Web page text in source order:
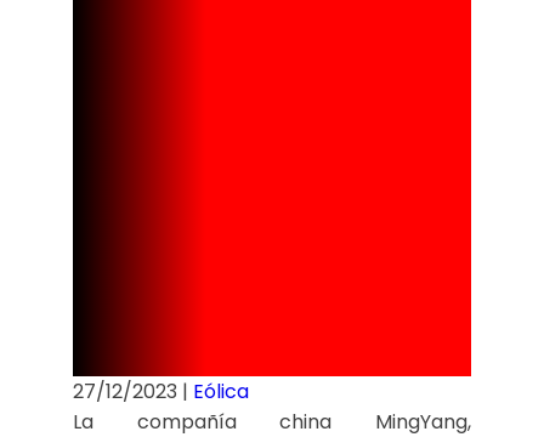
27/12/2023 | Eólica
La compañía china MingYang,